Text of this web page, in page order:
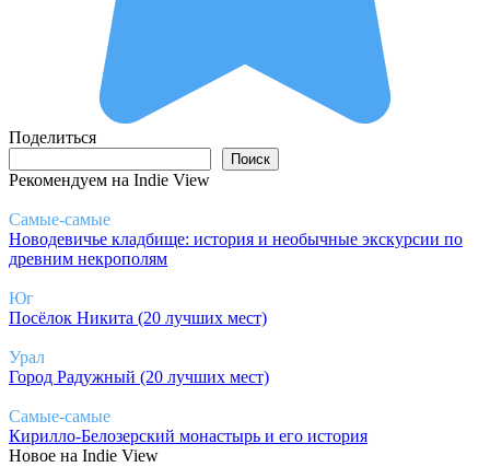
Поделиться
Поиск
Рекомендуем на Indie View
Самые-самые
Новодевичье кладбище: история и необычные экскурсии по
древним некрополям
Юг
Посёлок Никита (20 лучших мест)
Урал
Город Радужный (20 лучших мест)
Самые-самые
Кирилло-Белозерский монастырь и его история
Новое на Indie View